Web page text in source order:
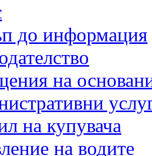
до информация
на
на купувача
на водите